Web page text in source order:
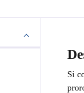
Si